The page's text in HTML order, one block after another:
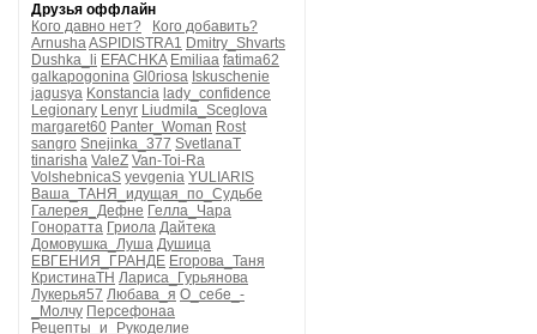
Друзья оффлайн
Кого давно нет?
Кого добавить?
ArnushaASPIDISTRA1 Dmitry_Shvarts
Dushka_li EFACHKA Emiliaa fatima62
galkapogonina Gl0riosa Iskuschenie
jagusya Konstancia lady_confidence
Legionary Lenyr Liudmila_Sceglova
margaret60 Panter_Woman Rost
sangro Snejinka_377 SvetlanaT
tinarisha ValeZ Van-Toi-Ra
VolshebnicaS yevgenia YULIARIS
Ваша_ТАНЯ_идущая_по_Судьбе
Галерея_Дефне Гелла_Чара
Гоноратта Гриола Дайтека
Домовушка_Луша Душица
ЕВГЕНИЯ_ГРАНДЕ Егорова_Таня
КристинаТН Лариса_Гурьянова
Лукерья57 Любава_я О_себе_-
_Молчу Персефонаа
Рецепты_и_Рукоделие